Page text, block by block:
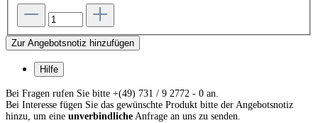
Zur Angebotsnotiz hinzufügen
Hilfe
Bei Fragen rufen Sie bitte +(49) 731 / 9 2772 - 0 an.
Bei Interesse fügen Sie das gewünschte Produkt bitte der Angebotsnotiz
hinzu, um eine unverbindliche Anfrage an uns zu senden.